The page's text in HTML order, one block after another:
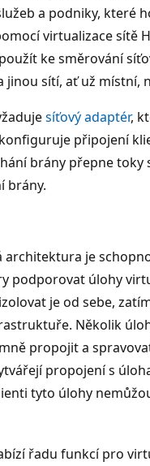
a podniky, které
virtualizace sítě
ke směrování
jinou sítí, ať už místní,
síťový adaptér,
připojení
brány přepne toky
brány.
architektura je
podporovat úlohy
je od sebe,
Několik
propojit a
propojení s
tyto úlohy
řadu funkcí pro